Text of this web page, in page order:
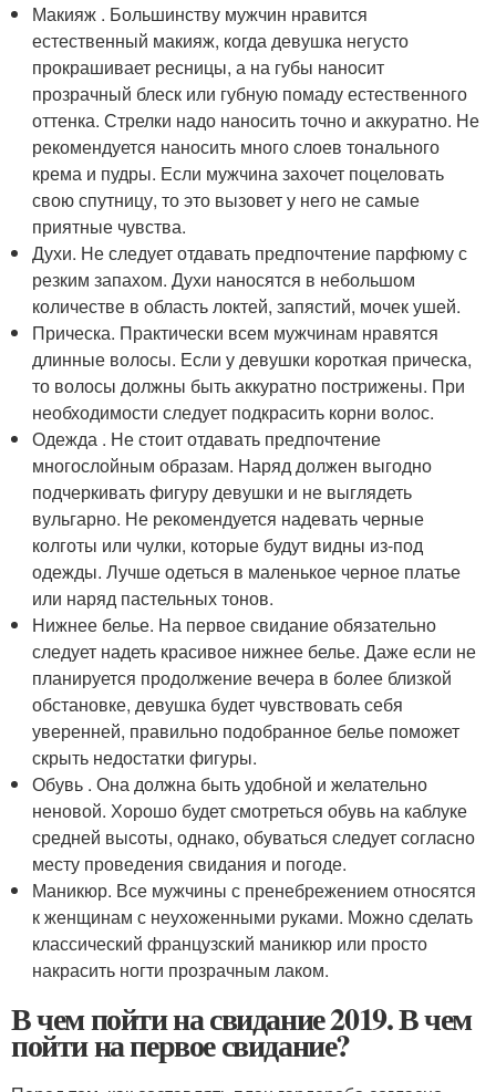
Макияж . Большинству мужчин нравится
естественный макияж, когда девушка негусто
прокрашивает ресницы, а на губы наносит
прозрачный блеск или губную помаду естественного
оттенка. Стрелки надо наносить точно и аккуратно. Не
рекомендуется наносить много слоев тонального
крема и пудры. Если мужчина захочет поцеловать
свою спутницу, то это вызовет у него не самые
приятные чувства.
Духи. Не следует отдавать предпочтение парфюму с
резким запахом. Духи наносятся в небольшом
количестве в область локтей, запястий, мочек ушей.
Прическа. Практически всем мужчинам нравятся
длинные волосы. Если у девушки короткая прическа,
то волосы должны быть аккуратно пострижены. При
необходимости следует подкрасить корни волос.
Одежда . Не стоит отдавать предпочтение
многослойным образам. Наряд должен выгодно
подчеркивать фигуру девушки и не выглядеть
вульгарно. Не рекомендуется надевать черные
колготы или чулки, которые будут видны из-под
одежды. Лучше одеться в маленькое черное платье
или наряд пастельных тонов.
Нижнее белье. На первое свидание обязательно
следует надеть красивое нижнее белье. Даже если не
планируется продолжение вечера в более близкой
обстановке, девушка будет чувствовать себя
уверенней, правильно подобранное белье поможет
скрыть недостатки фигуры.
Обувь . Она должна быть удобной и желательно
неновой. Хорошо будет смотреться обувь на каблуке
средней высоты, однако, обуваться следует согласно
месту проведения свидания и погоде.
Маникюр. Все мужчины с пренебрежением относятся
к женщинам с неухоженными руками. Можно сделать
классический французский маникюр или просто
накрасить ногти прозрачным лаком.
В чем пойти на свидание 2019. В чем
пойти на первое свидание?